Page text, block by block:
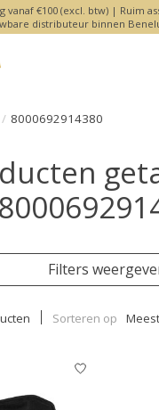
vanaf €100 (excl. btw) | Ruim
distributeur binnen
/ 8000692914380
Filters
Sorteren op